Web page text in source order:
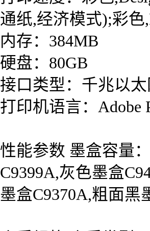
通纸,经济模式);彩色
内存：384MB
硬盘：80GB
接口类型：千兆以太
打印机语言：Adobe
性能参数 墨盒容量
C9399A,灰色墨盒
墨盒C9370A,粗面黑